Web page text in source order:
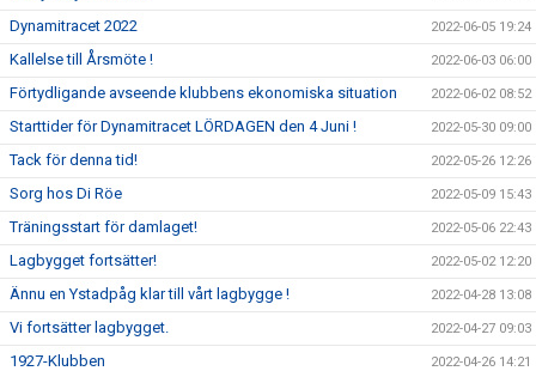
Dynamitracet 2022 2022-06-05 19:24
Kallelse till Årsmöte ! 2022-06-03 06:00
Förtydligande avseende klubbens ekonomiska situation 2022-06-02 08:52
Starttider för Dynamitracet LÖRDAGEN den 4 Juni ! 2022-05-30 09:00
Tack för denna tid! 2022-05-26 12:26
Sorg hos Di Röe 2022-05-09 15:43
Träningsstart för damlaget! 2022-05-06 22:43
Lagbygget fortsätter! 2022-05-02 12:20
Ännu en Ystadpåg klar till vårt lagbygge ! 2022-04-28 13:08
Vi fortsätter lagbygget. 2022-04-27 09:03
1927-Klubben 2022-04-26 14:21